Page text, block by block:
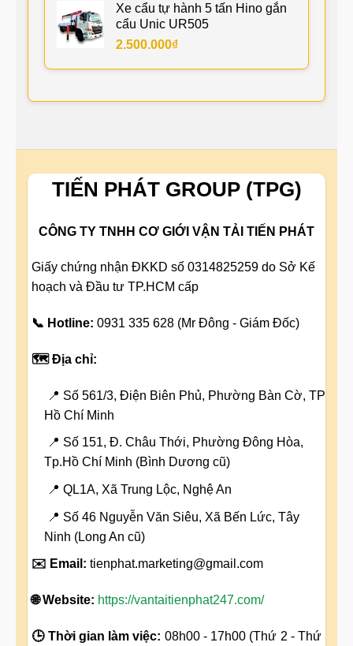
Xe cẩu tự hành 5 tấn Hino gắn
cẩu Unic UR505
2.500.000₫
TIẾN PHÁT GROUP (TPG)
CÔNG TY TNHH CƠ GIỚI VẬN TẢI TIẾN PHÁT
Giấy chứng nhận ĐKKD số 0314825259 do Sở Kế
hoạch và Đầu tư TP.HCM cấp
📞 Hotline: 0931 335 628 (Mr Đông - Giám Đốc)
🗺️ Địa chỉ:
📍 Số 561/3, Điện Biên Phủ, Phường Bàn Cờ, TP
Hồ Chí Minh
📍 Số 151, Đ. Châu Thới, Phường Đông Hòa,
Tp.Hồ Chí Minh (Bình Dương cũ)
📍 QL1A, Xã Trung Lộc, Nghệ An
📍 Số 46 Nguyễn Văn Siêu, Xã Bến Lức, Tây
Ninh (Long An cũ)
✉️ Email: tienphat.marketing@gmail.com
🌐 Website: https://vantaitienphat247.com/
🕒 Thời gian làm việc: 08h00 - 17h00 (Thứ 2 - Thứ